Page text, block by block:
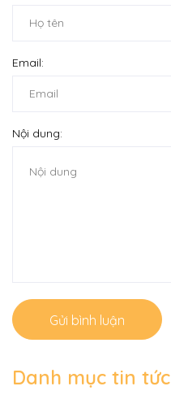
Email:
Nội dung:
Gửi bình luận
Danh mục tin tức